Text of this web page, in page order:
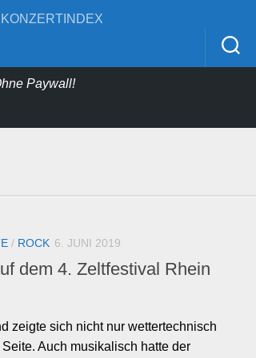
KONZERTINDEX
Paywall!
/ ROCK 6. JUNI 2019
dem 4. Zeltfestival Rhein
zeigte sich nicht nur wettertechnisch
Auch musikalisch hatte der